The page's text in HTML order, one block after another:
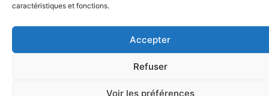
caractéristiques et fonctions.
Accepter
Refuser
Voir les préférences